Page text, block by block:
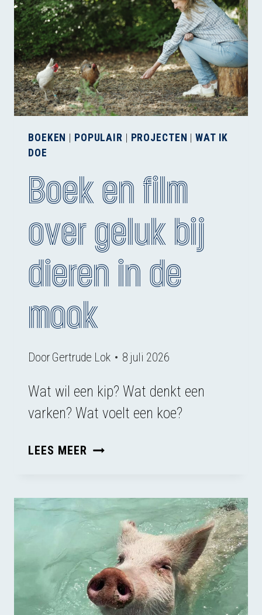
BOEKEN | POPULAIR | PROJECTEN | WAT IK
DOE
Boek en film
over geluk bij
dieren in de
maak
DoorGertrude Lok 8 juli 2026
Wat wil een kip? Wat denkt een
varken? Wat voelt een koe?
LEES MEER BOEK
OVER
GELUK
BIJ
DIEREN
IN
DE
MAAK